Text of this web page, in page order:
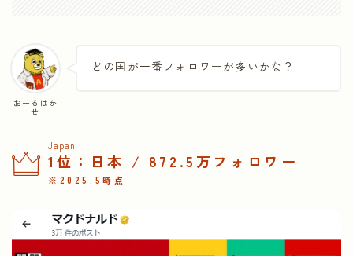
おーるはか
せ
どの国が一番フォロワーが多いかな？
Japan
1位：日本 / 872.5万フォロワー
※2025.5時点